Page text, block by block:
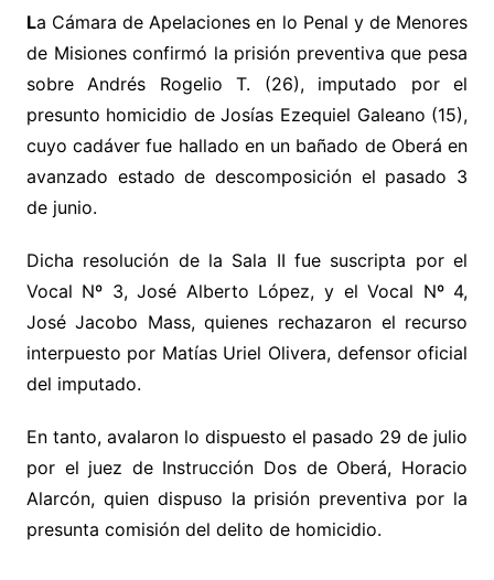
La Cámara de Apelaciones en lo Penal y de Menores
de Misiones confirmó la prisión preventiva que pesa
sobre Andrés Rogelio T. (26), imputado por el
presunto homicidio de Josías Ezequiel Galeano (15),
cuyo cadáver fue hallado en un bañado de Oberá en
avanzado estado de descomposición el pasado 3
de junio.
Dicha resolución de la Sala II fue suscripta por el
Vocal Nº 3, José Alberto López, y el Vocal Nº 4,
José Jacobo Mass, quienes rechazaron el recurso
interpuesto por Matías Uriel Olivera, defensor oficial
del imputado.
En tanto, avalaron lo dispuesto el pasado 29 de julio
por el juez de Instrucción Dos de Oberá, Horacio
Alarcón, quien dispuso la prisión preventiva por la
presunta comisión del delito de homicidio.